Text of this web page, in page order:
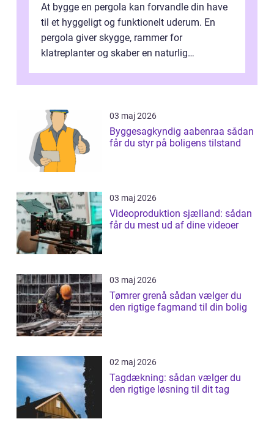
At bygge en pergola kan forvandle din have
til et hyggeligt og funktionelt uderum. En
pergola giver skygge, rammer for
klatreplanter og skaber en naturlig
d...
03 maj 2026
Byggesagkyndig aabenraa sådan
får du styr på boligens tilstand
03 maj 2026
Videoproduktion sjælland: sådan
får du mest ud af dine videoer
03 maj 2026
Tømrer grenå sådan vælger du
den rigtige fagmand til din bolig
02 maj 2026
Tagdækning: sådan vælger du
den rigtige løsning til dit tag